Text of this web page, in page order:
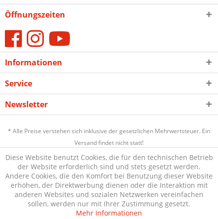
Öffnungszeiten
Informationen
Service
Newsletter
* Alle Preise verstehen sich inklusive der gesetzlichen Mehrwertsteuer. Ein
Versand findet nicht statt!
Diese Website benutzt Cookies, die für den technischen Betrieb
der Website erforderlich sind und stets gesetzt werden.
Andere Cookies, die den Komfort bei Benutzung dieser Website
erhöhen, der Direktwerbung dienen oder die Interaktion mit
anderen Websites und sozialen Netzwerken vereinfachen
sollen, werden nur mit Ihrer Zustimmung gesetzt.
Mehr Informationen